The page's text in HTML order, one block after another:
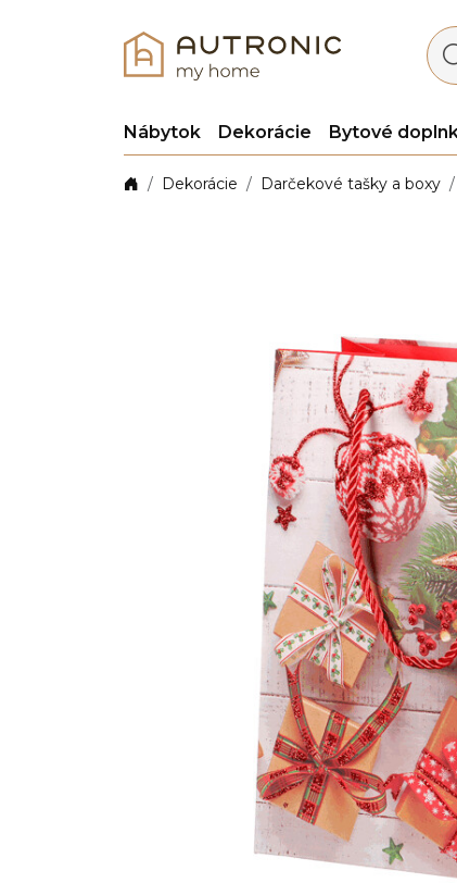
Nábytok Dekorácie Bytové
Dekorácie Darčekové tašky a boxy